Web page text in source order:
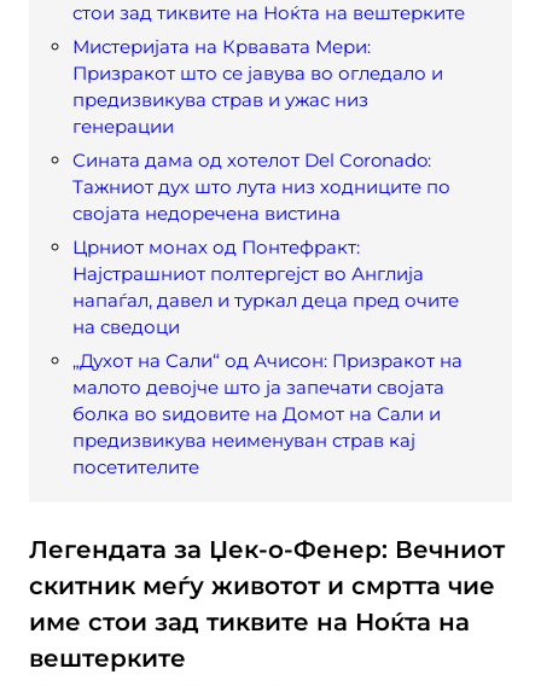
стои зад тиквите на Ноќта на вештерките
Мистеријата на Крвавата Мери:
Призракот што се јавува во огледало и
предизвикува страв и ужас низ
генерации
Сината дама од хотелот Del Coronado:
Тажниот дух што лута низ ходниците по
својата недоречена вистина
Црниот монах од Понтефракт:
Најстрашниот полтергејст во Англија
напаѓал, давел и туркал деца пред очите
на сведоци
„Духот на Сали“ од Ачисон: Призракот на
малото девојче што ја запечати својата
болка во ѕидовите на Домот на Сали и
предизвикува неименуван страв кај
посетителите
Легендата за Џек-о-Фенер: Вечниот
скитник меѓу животот и смртта чие
име стои зад тиквите на Ноќта на
вештерките